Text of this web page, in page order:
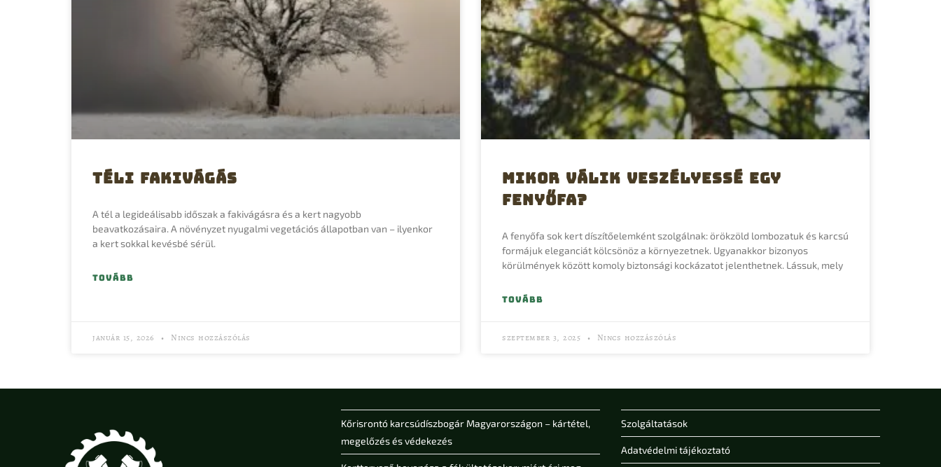
Téli fakivágás
A tél a legideálisabb időszak a fakivágásra és a kert nagyobb
beavatkozásaira. A növényzet nyugalmi vegetációs állapotban van – ilyenkor
a kert sokkal kevésbé sérül.
TOVÁBB
január 15, 2026 Nincs hozzászólás
Mikor válik veszélyessé egy
fenyőfa?
A fenyőfa sok kert díszítőelemként szolgálnak: örökzöld lombozatuk és karcsú
formájuk eleganciát kölcsönöz a környezetnek. Ugyanakkor bizonyos
körülmények között komoly biztonsági kockázatot jelenthetnek. Lássuk, mely
TOVÁBB
szeptember 3, 2025 Nincs hozzászólás
Kőrisrontó karcsúdíszbogár Magyarországon – kártétel,
megelőzés és védekezés
Szolgáltatások
Adatvédelmi tájékoztató